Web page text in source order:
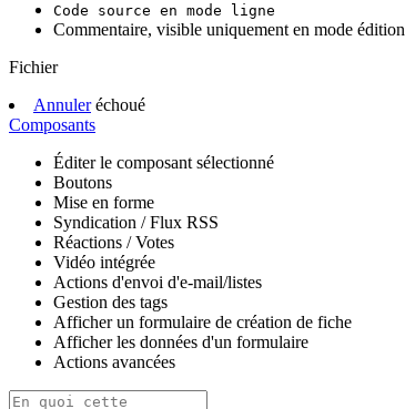
Code source en mode ligne
Commentaire, visible uniquement en mode édition
Fichier
Annuler échoué
Composants
Éditer le composant sélectionné
Boutons
Mise en forme
Syndication / Flux RSS
Réactions / Votes
Vidéo intégrée
Actions d'envoi d'e-mail/listes
Gestion des tags
Afficher un formulaire de création de fiche
Afficher les données d'un formulaire
Actions avancées